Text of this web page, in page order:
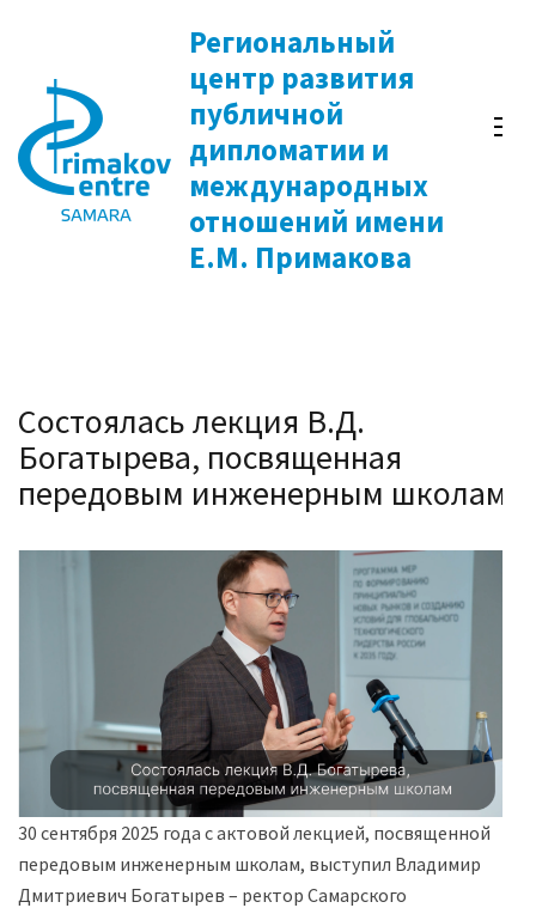
содержимому
(нажмите
Enter)
Региональный
центр развития
публичной
дипломатии и
международных
отношений имени
Е.М. Примакова
Состоялась лекция В.Д.
Богатырева, посвященная
передовым инженерным школам
30 сентября 2025 года с актовой лекцией, посвященной
передовым инженерным школам, выступил Владимир
Дмитриевич Богатырев – ректор Самарского